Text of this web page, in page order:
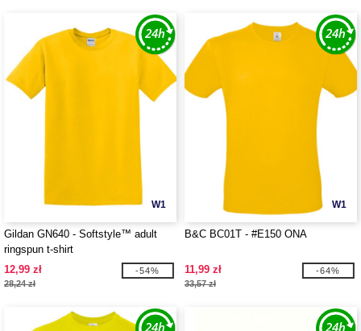
W1
Gildan GN640 - Softstyle™ adult
ringspun t-shirt
12,99 zł
28,24 zł
-54%
W1
B&C BC01T - #E150 ONA
11,99 zł
33,57 zł
-64%